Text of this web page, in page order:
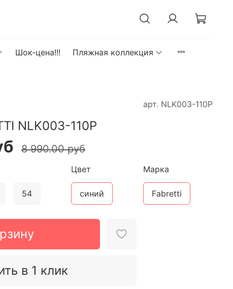
Шок-цена!!! Пляжная коллекция
арт. NLK003-110P
NLK003-110P
8 990.00 руб
в 1 клик
54
Цвет
синий
Марка
Fabretti